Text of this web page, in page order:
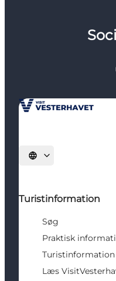
Vælg sprog
Turistinformation
Søg
Praktisk
Turistinformation
Læs